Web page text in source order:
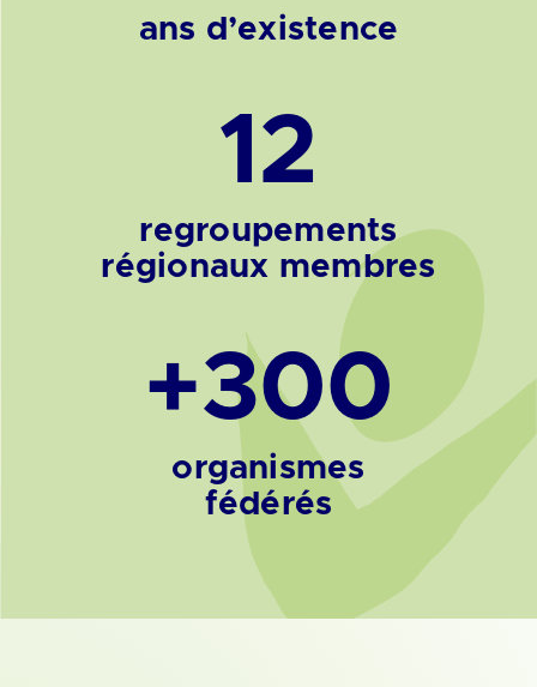
info@robsm.org
Outaouais
Saguenay-Lac-St-Jean (Chibougamau-
info@aracsm02.ca
Visiter leur site Web
ans d’existence
12
regroupements
régionaux membres
+300
organismes
fédérés